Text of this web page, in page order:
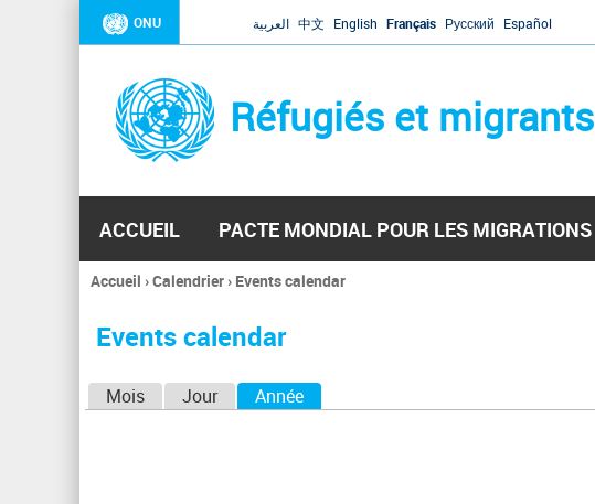
ONU العربية 中文 English Français Русский Español
Réfugiés et migrants
ACCUEIL PACTE MONDIAL POUR LES MIGRATIONS
Vous
ici
Accueil ›Calendrier› Events calendar
Events calendar
Mois Jour Année